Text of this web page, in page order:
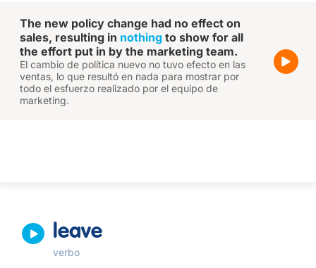
The new policy change had no effect on
sales, resulting in nothing to show for all
the effort put in by the marketing team.
El cambio de política nuevo no tuvo efecto en las
ventas, lo que resultó en nada para mostrar por
todo el esfuerzo realizado por el equipo de
marketing.
leave
verbo